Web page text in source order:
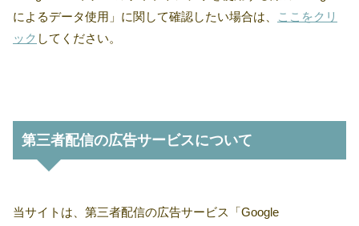
によるデータ使用」に関して確認したい場合は、
ここをクリ
ック してください。
第三者配信の広告サービスについて
当サイトは、第三者配信の広告サービス「Google